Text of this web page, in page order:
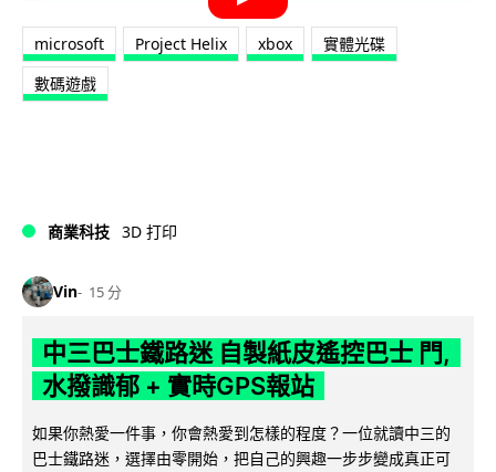
microsoft Project Helix xbox
實體光碟
數碼遊戲
商業科技 3D 打印
Vin 15 分
中三巴士鐵路迷 自製紙皮遙控巴士 門,
水撥識郁 + 實時GPS報站
如果你熱愛一件事，你會熱愛到怎樣的程度？一位就讀中三的
巴士鐵路迷，選擇由零開始，把自己的興趣一步步變成真正可